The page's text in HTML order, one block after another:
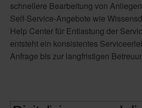
schnellere Bearbeitung von
Self-Service-Angebote wie
Help Center für Entlastung der
entsteht ein konsistentes
Anfrage bis zur langfristigen